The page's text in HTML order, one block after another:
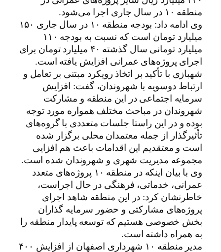
منطقه ۱۰ در سال جاری اجرا می‌شود.
وی ادامه داد: بودجه منطقه ۱۰ در سال جاری ۱۵۰
میلیارد تومان است که نسبت به بودجه ۱۱۰
میلیارد تومانی سال گذشته ۴۰ میلیارد تومان برای
اجرای پروژه‌های عمرانی افزایش یافته است.
شهبازی با تأکید بر اتخاذ رویکرد مبتنی بر تعامل و
ارتباط دوسویه با شهروندان، گفت: افزایش
سرمایه اجتماعی در این منطقه و مشارکت
شهروندان در مباحث مختلف همواره مورد توجه
بوده و در این راستا جلسات متعددی با گروه‌های
تأثیرگذار از جمله معتمدان محلی برگزار شده
است و معتقدیم این اقدامات باعث هم افزایی
مجموعه مدیریت شهری و شهروندان شده است.
وی با بیان اینکه در منطقه ۱۰ پروژه‌های متعدد
عمرانی، خدماتی، فرهنگی در حال اجراست،
خاطرنشان کرد: در این منطقه شاهد اجرای
پروژه‌های مشارکتی و حضور سرمایه گذاران
بخش خصوصی هستیم که توسعه پایدار منطقه را
به همراه داشته است.
مدیر منطقه ۱۰ شهرداری اصفهان از افزایش ۴۰۰